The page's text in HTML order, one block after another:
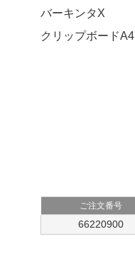
バーキンタX
クリップボードA4
ご注文番号
66220900